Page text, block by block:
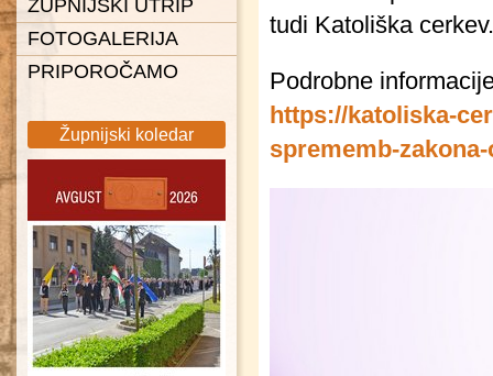
Gaudi
Pastoralni svet
Dolina
Dolnji Lakoš
Gaberje
Kapca
Lendava
Petišovci
Pince
Sveta Trojica
ŽUPNIJSKI UTRIP
FOTOGALERIJA
PRIPOROČAMO
Župnijski koledar
tudi Katoliška cerkev.
Podrobne
https://katoliska-
sprememb-